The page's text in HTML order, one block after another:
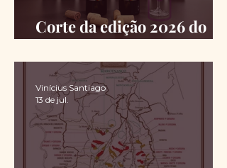
Corte da edição 2026 do
Vinícius Santiago
13 de jul.